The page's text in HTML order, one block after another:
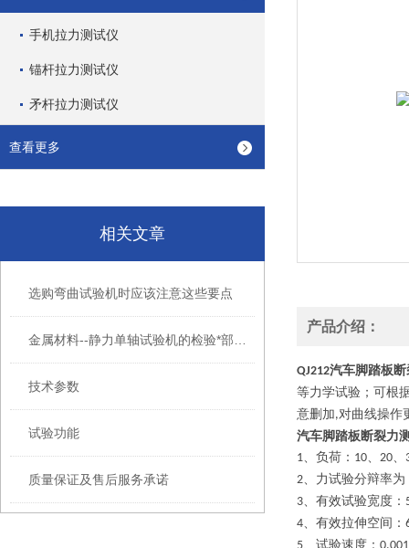
手机拉力测试仪
锚杆拉力测试仪
矛杆拉力测试仪
查看更多
相关文章
选购弯曲试验机时应该注意这些要点
技术参数
试验功能
质量保证及售后服务承诺
产品介绍：
QJ212汽车脚踏板
等力学试验；可根
意删加,对曲线操作
汽车脚踏板断裂力
1、负荷： 10、 20、
2、力试验分辩率为
3、有效试验宽度：
4、有效拉伸空间：
、试验速度：